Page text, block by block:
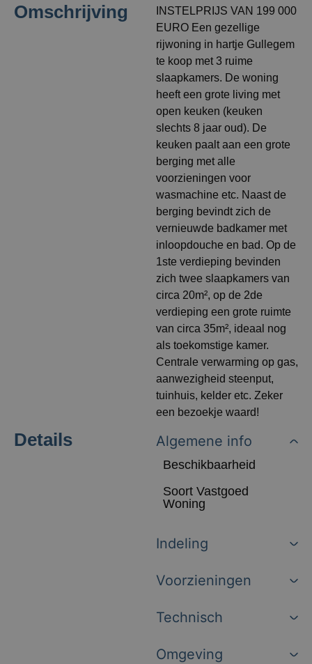
Omschrijving
INSTELPRIJS VAN 199 000
EURO Een gezellige
rijwoning in hartje Gullegem
te koop met 3 ruime
slaapkamers. De woning
heeft een grote living met
open keuken (keuken
slechts 8 jaar oud). De
keuken paalt aan een grote
berging met alle
voorzieningen voor
wasmachine etc. Naast de
berging bevindt zich de
vernieuwde badkamer met
inloopdouche en bad. Op de
1ste verdieping bevinden
zich twee slaapkamers van
circa 20m², op de 2de
verdieping een grote ruimte
van circa 35m², ideaal nog
als toekomstige kamer.
Centrale verwarming op gas,
aanwezigheid steenput,
tuinhuis, kelder etc. Zeker
een bezoekje waard!
Details Algemene info
Beschikbaarheid
Soort Vastgoed
Woning
Indeling
Voorzieningen
Technisch
Omgeving